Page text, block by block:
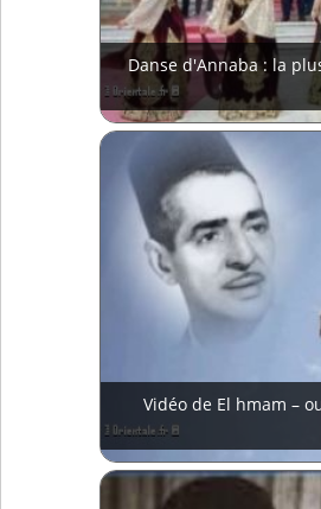
Danse d'Annaba : la
Vidéo de El hmam –